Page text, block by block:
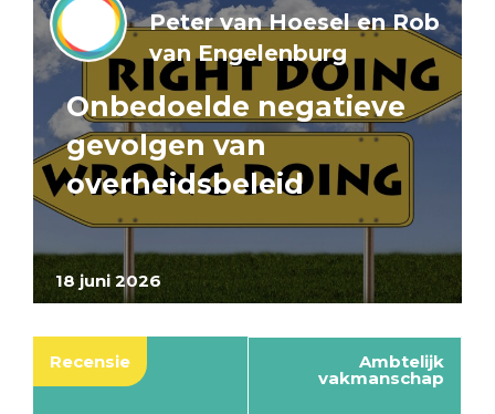
18 juni 2026
Peter van Hoesel en Rob
van Engelenburg
Onbedoelde negatieve
gevolgen van
overheidsbeleid
Recensie Ambtelijk
vakmanschap